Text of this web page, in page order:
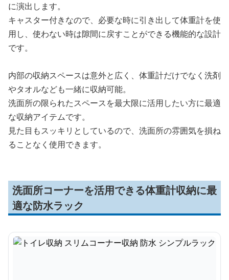
に演出します。
キャスター付きなので、必要な時に引き出して体重計を使
用し、使わない時は隙間に戻すことができる機能的な設計
です。
内部の収納スペースは意外と広く、体重計だけでなく洗剤
やタオルなども一緒に収納可能。
洗面所の限られたスペースを最大限に活用したい方に最適
な収納アイテムです。
見た目もスッキリとしているので、洗面所の雰囲気を損ね
ることなく使用できます。
洗面所コーナーを活用できる体重計収納に最
適な防水ラック